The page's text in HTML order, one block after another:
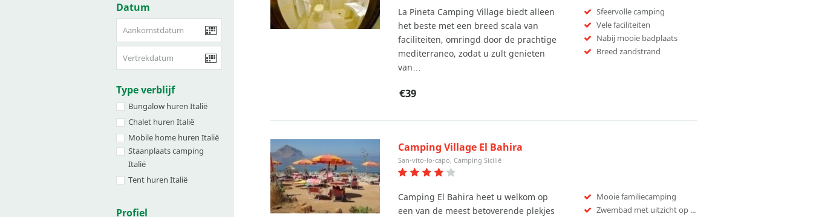
Datum
Type verblijf
Bungalow huren Italië
Chalet huren Italië
Mobile home huren Italië
Staanplaats camping
Italië
Tent huren Italië
Profiel
La Pineta Camping Village biedt alleen
het beste met een breed scala van
faciliteiten, omringd door de prachtige
mediterraneo, zodat u zult genieten
van…
Sfeervolle camping
Vele faciliteiten
Nabij mooie badplaats
Breed zandstrand
€39
Camping Village El Bahira
San-vito-lo-capo, Camping Sicilië
Camping El Bahira heet u welkom op
een van de meest betoverende plekjes
Mooie familiecamping
Zwembad met uitzicht op zee